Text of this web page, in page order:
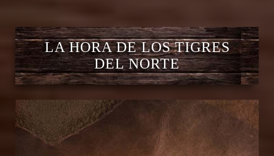
LA HORA DE LOS TIGRES
DEL NORTE